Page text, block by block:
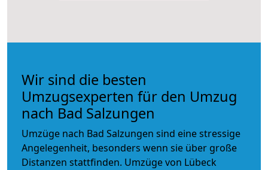
Wir sind die besten
Umzugsexperten für den Umzug
nach Bad Salzungen
Umzüge nach Bad Salzungen sind eine stressige
Angelegenheit, besonders wenn sie über große
Distanzen stattfinden. Umzüge von Lübeck